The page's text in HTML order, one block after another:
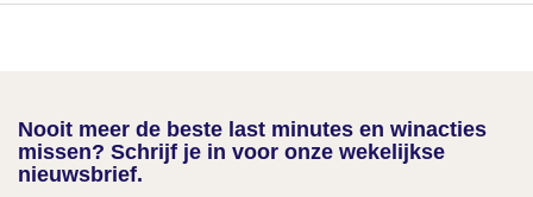
Nooit meer de beste last minutes en winacties
missen? Schrijf je in voor onze wekelijkse
nieuwsbrief.